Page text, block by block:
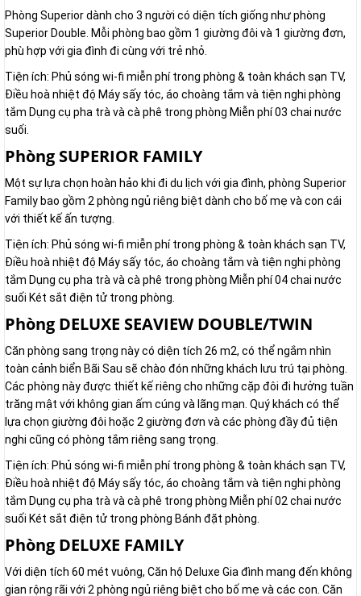
Phòng Superior dành cho 3 người có diện tích giống như phòng
Superior Double. Mỗi phòng bao gồm 1 giường đôi và 1 giường đơn,
phù hợp với gia đình đi cùng với trẻ nhỏ.
Tiện ích: Phủ sóng wi-fi miễn phí trong phòng & toàn khách sạn TV,
Điều hoà nhiệt độ Máy sấy tóc, áo choàng tắm và tiện nghi phòng
tắm Dụng cụ pha trà và cà phê trong phòng Miễn phí 03 chai nước
suối.
Phòng SUPERIOR FAMILY
Một sự lựa chọn hoàn hảo khi đi du lịch với gia đình, phòng Superior
Family bao gồm 2 phòng ngủ riêng biệt dành cho bố mẹ và con cái
với thiết kế ấn tượng.
Tiện ích: Phủ sóng wi-fi miễn phí trong phòng & toàn khách sạn TV,
Điều hoà nhiệt độ Máy sấy tóc, áo choàng tắm và tiện nghi phòng
tắm Dụng cụ pha trà và cà phê trong phòng Miễn phí 04 chai nước
suối Két sắt điện tử trong phòng.
Phòng DELUXE SEAVIEW DOUBLE/TWIN
Căn phòng sang trọng này có diện tích 26 m2, có thể ngắm nhìn
toàn cảnh biển Bãi Sau sẽ chào đón những khách lưu trú tại phòng.
Các phòng này được thiết kế riêng cho những cặp đôi đi hưởng tuần
trăng mật với không gian ấm cúng và lãng mạn. Quý khách có thể
lựa chọn giường đôi hoặc 2 giường đơn và các phòng đầy đủ tiện
nghi cũng có phòng tắm riêng sang trọng.
Tiện ích: Phủ sóng wi-fi miễn phí trong phòng & toàn khách sạn TV,
Điều hoà nhiệt độ Máy sấy tóc, áo choàng tắm và tiện nghi phòng
tắm Dụng cụ pha trà và cà phê trong phòng Miễn phí 02 chai nước
suối Két sắt điện tử trong phòng Bánh đặt phòng.
Phòng DELUXE FAMILY
Với diện tích 60 mét vuông, Căn hộ Deluxe Gia đình mang đến không
gian rộng rãi với 2 phòng ngủ riêng biệt cho bố mẹ và các con. Căn